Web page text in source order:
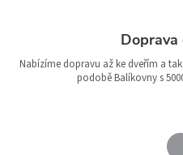
Nabízíme dopravu až ke dveřím a
podobě Balíkovny s